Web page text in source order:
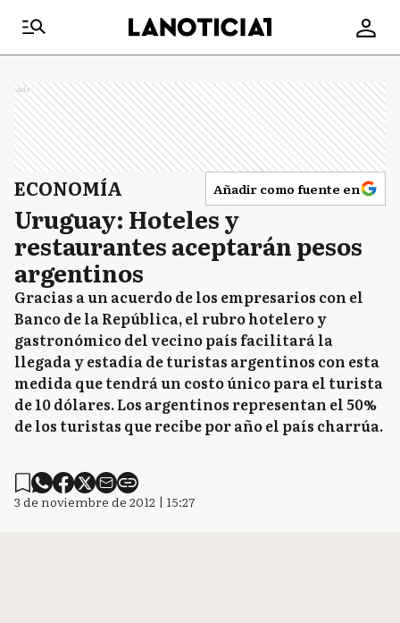
Ads
ECONOMÍA Añadir como fuente en
Uruguay: Hoteles y
restaurantes aceptarán pesos
argentinos
Gracias a un acuerdo de los empresarios con el
Banco de la República, el rubro hotelero y
gastronómico del vecino país facilitará la
llegada y estadía de turistas argentinos con esta
medida que tendrá un costo único para el turista
de 10 dólares. Los argentinos representan el 50%
de los turistas que recibe por año el país charrúa.
3 de noviembre de 2012 | 15:27